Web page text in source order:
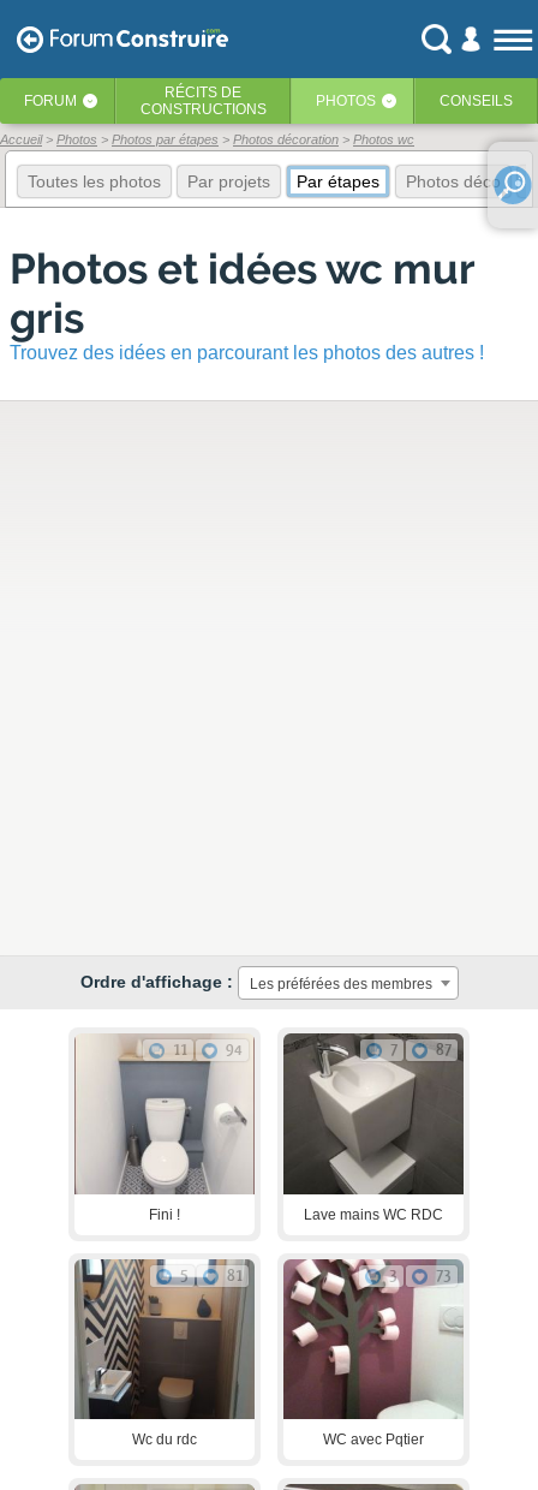
FORUM ‹ RÉCITS DE
CONSTRUCTIONS
PHOTOS ‹ CONSEILS
Accueil Photos Photos par étapes Photos décoration Photos wc
Toutes les photos Par projets Par étapes Photos déco
Photos et idées wc mur
gris
Trouvez des idées en parcourant les photos des autres !
Ordre d'affichage : Les préférées des membres
11 94
Fini !
7 87
Lave mains WC RDC
5 81
Wc du rdc
3 73
WC avec Pqtier